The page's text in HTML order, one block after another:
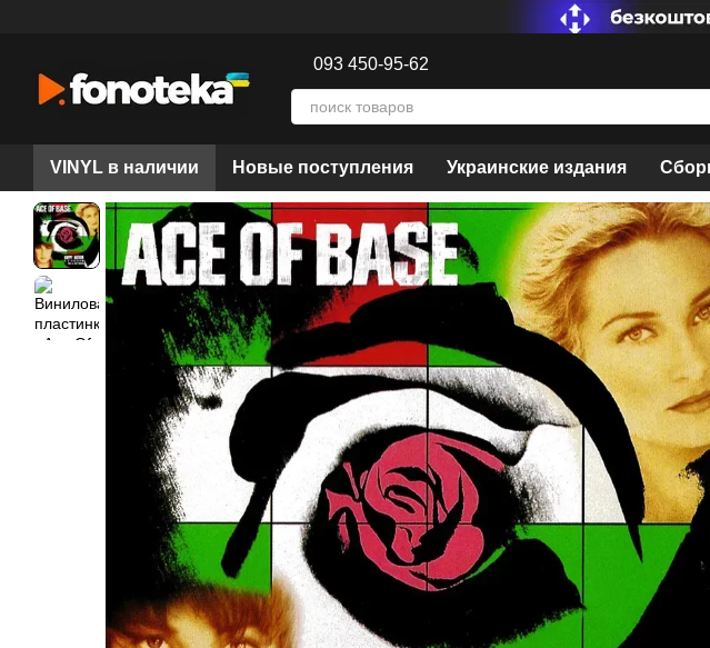
093 450-95-62
VINYL в наличии Новые поступления Украинские издания